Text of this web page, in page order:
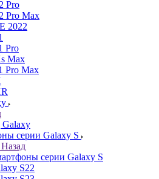
Pro
Pro Max
2022
Pro
Max
Pro Max
Galaxy
серии Galaxy S
Назад
серии Galaxy S
S22